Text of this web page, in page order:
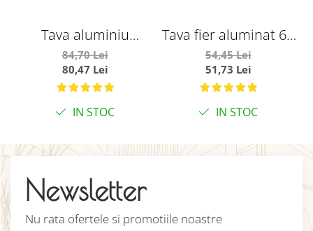
Tava aluminiu
neperforat
60x40xh2cm
84,70 Lei
80,47 Lei
IN STOC
Tava fier aluminat 60
x40 x 2cm
54,45 Lei
51,73 Lei
IN STOC
Newsletter
Nu rata ofertele si promotiile noastre